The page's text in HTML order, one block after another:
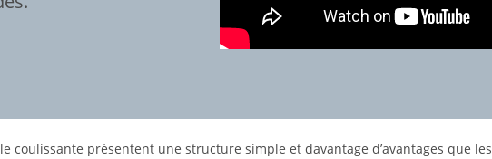
coulissante présentent une structure simple et davantage d’avantages que